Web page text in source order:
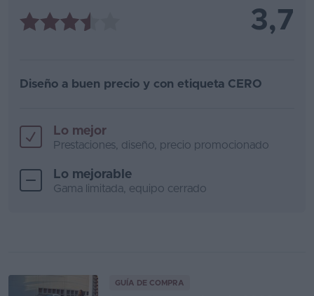
3,7
Diseño a buen precio y con etiqueta CERO
Lo mejor
Prestaciones, diseño, precio promocionado
Lo mejorable
Gama limitada, equipo cerrado
GUÍA DE COMPRA